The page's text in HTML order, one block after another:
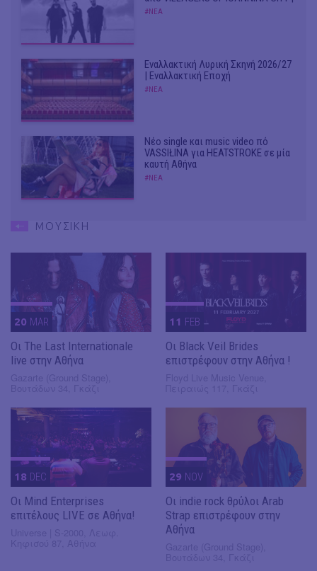
#ΝΕΑ
Εναλλακτική Λυρική Σκηνή 2026/27
| Εναλλακτική Εποχή
#ΝΕΑ
Νέο single και music video πό
VASSIŁINA για HEATSTROKE σε μία
καυτή Αθήνα
#ΝΕΑ
ΜΟΥΣΙΚΗ
20 MAR
Οι The Last Internationale
live στην Αθήνα
11 FEB
Οι Black Veil Brides
επιστρέφουν στην Αθήνα !
18 DEC
Οι Mind Enterprises
επιτέλους LIVE σε Αθήνα!
29 NOV
Οι indie rock θρύλοι Arab
Strap επιστρέφουν στην
Αθήνα